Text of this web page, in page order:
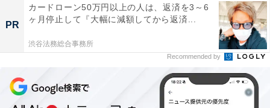
PR
カードローン50万円以上の人は、返済を3～6
ヶ月停止して『大幅に減額してから返済...
渋谷法務総合事務所
Recommended by